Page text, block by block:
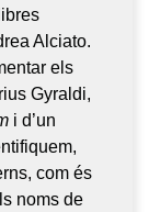
Alciato.
els
Gyraldi,
i d’un
com és
noms de